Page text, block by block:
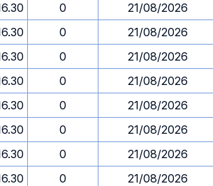
0
21/08/2026
0
21/08/2026
0
21/08/2026
0
21/08/2026
0
21/08/2026
0
21/08/2026
0
21/08/2026
0
21/08/2026